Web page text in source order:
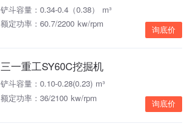
铲斗容量：0.34-0.4（0.38） m³
额定功率：60.7/2200 kw/rpm
询底价
三一重工SY60C挖掘机
铲斗容量：0.10-0.28(0.23) m³
额定功率：36/2100 kw/rpm
询底价